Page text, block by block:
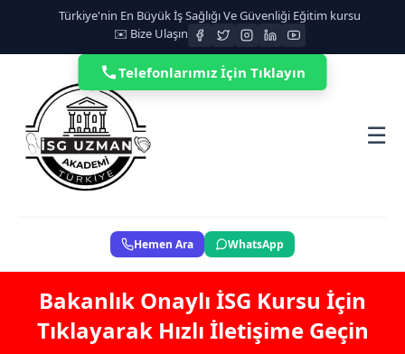
Türkiye'nin En Büyük İş Sağlığı Ve Güvenliği Eğitim kursu
✉️ Bize Ulaşın
☰
Hemen Ara WhatsApp
Bakanlık Onaylı İSG Kursu İçin
Tıklayarak Hızlı İletişime Geçin
Telefonlarımız İçin Tıklayın